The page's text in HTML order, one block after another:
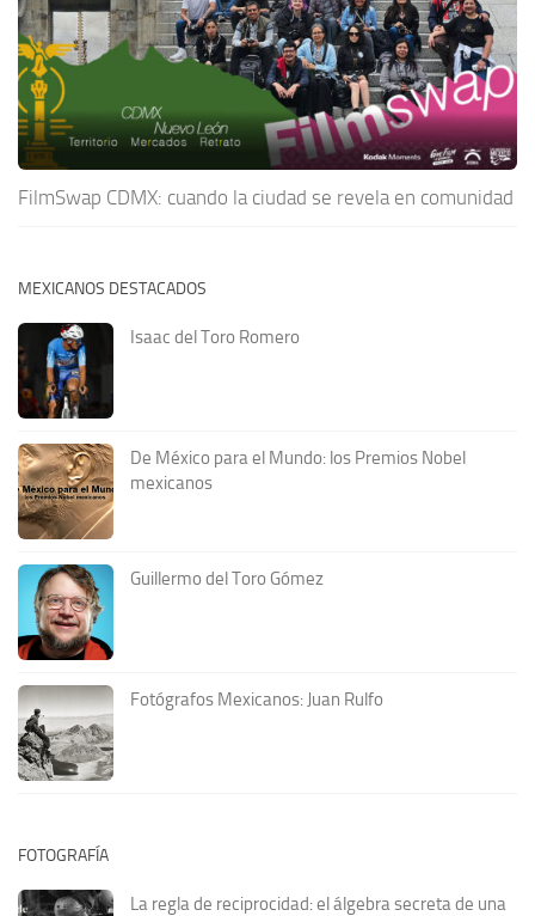
FilmSwap CDMX: cuando la ciudad se revela en comunidad
MEXICANOS DESTACADOS
Isaac del Toro Romero
De México para el Mundo: los Premios Nobel
mexicanos
Guillermo del Toro Gómez
Fotógrafos Mexicanos: Juan Rulfo
FOTOGRAFÍA
La regla de reciprocidad: el álgebra secreta de una